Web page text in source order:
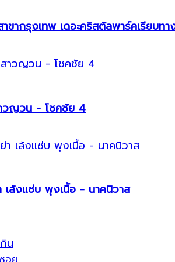
ขากรุงเทพ เดอะคริสตัลพาร์คเรียบท
วญวน - โชคชัย 4
ล้งแซ่บ พุงเนื้อ - นาคนิวาส
น